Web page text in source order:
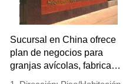
Sucursal en China ofrece
plan de negocios para
granjas avícolas, fabrica